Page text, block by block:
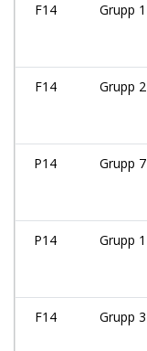
F14 Grupp 1
F14 Grupp 2
P14 Grupp 7
P14 Grupp 1
F14 Grupp 3